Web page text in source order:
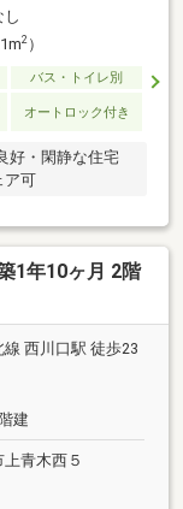
し
2）
バス・トイレ別
オートロック付き
好・閑静な住宅
ア可
1年10ヶ月 2階
線 西川口駅 徒歩23
建
青木西５